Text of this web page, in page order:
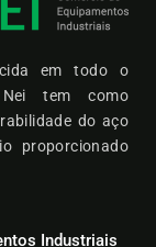
em todo o
tem como
do aço
proporcionado
Industriais